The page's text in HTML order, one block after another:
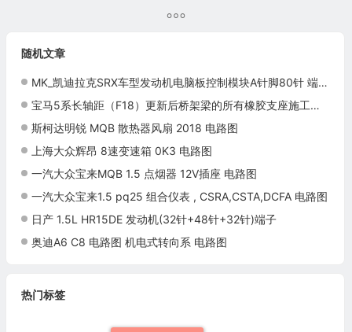
随机文章
MK_凯迪拉克SRX车型发动机电脑板控制模块A针脚80针 端子图
宝马5系长轴距（F18）更新后桥架梁的所有橡胶支座施工与复检标准
斯柯达明锐 MQB 散热器风扇 2018 电路图
上海大众辉昂 8速变速箱 0K3 电路图
一汽大众宝来MQB 1.5 点烟器 12V插座 电路图
一汽大众宝来1.5 pq25 组合仪表 , CSRA,CSTA,DCFA 电路图
日产 1.5L HR15DE 发动机(32针+48针+32针)端子
奥迪A6 C8 电路图 机电式转向系 电路图
热门标签